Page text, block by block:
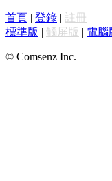
首頁 | 登錄 | 註冊
標準版 | 觸屏版 | 電腦
© Comsenz Inc.